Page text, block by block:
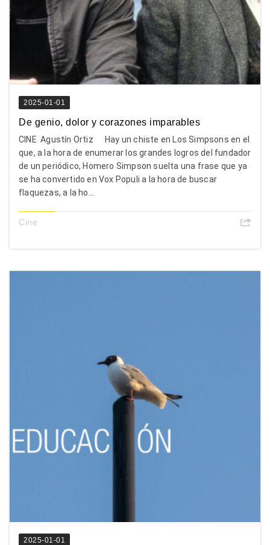
2025-01-01
De genio, dolor y corazones imparables
CINE Agustín Ortiz Hay un chiste en Los Simpsons en el
que, a la hora de enumerar los grandes logros del fundador
de un periódico, Homero Simpson suelta una frase que ya
se ha convertido en Vox Populi a la hora de buscar
flaquezas, a la ho...
Cine
2025-01-01